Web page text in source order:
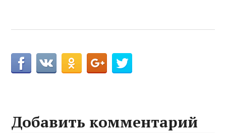
Добавить комментарий